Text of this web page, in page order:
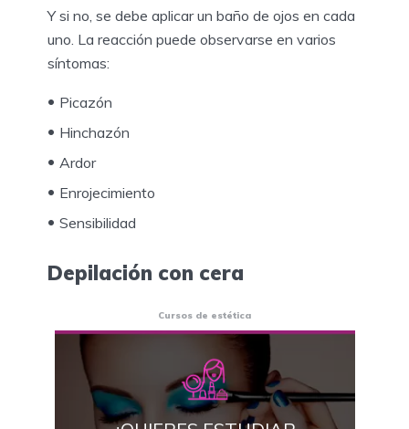
Y si no, se debe aplicar un baño de ojos en cada
uno. La reacción puede observarse en varios
síntomas:
Picazón
Hinchazón
Ardor
Enrojecimiento
Sensibilidad
Depilación con cera
Cursos de estética